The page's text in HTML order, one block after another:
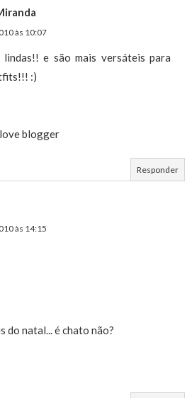
às 10:07
e são mais versáteis para
:)
blogger
Responder
às 14:15
do natal... é chato não?